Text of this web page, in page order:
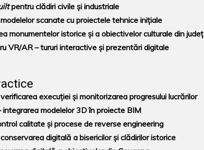
pentru clădiri civile și industriale
scanate cu proiectele tehnice inițiale
monumentelor istorice și a obiectivelor culturale din județ
VR/AR – tururi interactive și prezentări digitale
execuției și monitorizarea progresului lucrărilor
integrarea modelelor 3D în proiecte BIM
calitate și procese de reverse engineering
digitală a bisericilor și clădirilor istorice